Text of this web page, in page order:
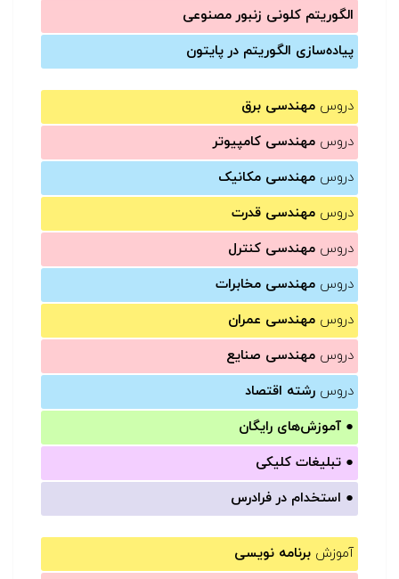
الگوریتم کلونی زنبور مصنوعی
پیاده‌سازی الگوریتم در پایتون
دروس مهندسی برق
دروس مهندسی کامپیوتر
دروس مهندسی مکانیک
دروس مهندسی قدرت
دروس مهندسی کنترل
دروس مهندسی مخابرات
دروس مهندسی عمران
دروس مهندسی صنایع
دروس رشته اقتصاد
● آموزش‌های رایگان
● تبلیغات کلیکی
● استخدام در فرادرس
آموزش برنامه نویسی